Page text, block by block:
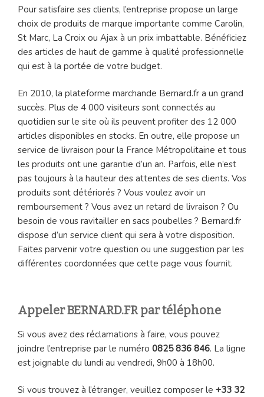
Pour satisfaire ses clients, l’entreprise propose un large
choix de produits de marque importante comme Carolin,
St Marc, La Croix ou Ajax à un prix imbattable. Bénéficiez
des articles de haut de gamme à qualité professionnelle
qui est à la portée de votre budget.
En 2010, la plateforme marchande Bernard.fr a un grand
succès. Plus de 4 000 visiteurs sont connectés au
quotidien sur le site où ils peuvent profiter des 12 000
articles disponibles en stocks. En outre, elle propose un
service de livraison pour la France Métropolitaine et tous
les produits ont une garantie d’un an. Parfois, elle n’est
pas toujours à la hauteur des attentes de ses clients. Vos
produits sont détériorés ? Vous voulez avoir un
remboursement ? Vous avez un retard de livraison ? Ou
besoin de vous ravitailler en sacs poubelles ? Bernard.fr
dispose d’un service client qui sera à votre disposition.
Faites parvenir votre question ou une suggestion par les
différentes coordonnées que cette page vous fournit.
Appeler BERNARD.FR par téléphone
Si vous avez des réclamations à faire, vous pouvez
joindre l’entreprise par le numéro 0825 836 846. La ligne
est joignable du lundi au vendredi, 9h00 à 18h00.
Si vous trouvez à l’étranger, veuillez composer le +33 32